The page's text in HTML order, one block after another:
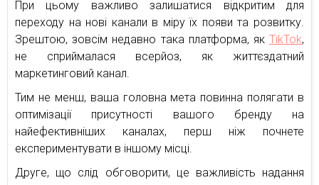
При цьому важливо залишатися відкритим для
переходу на нові канали в міру їх появи та розвитку.
Зрештою, зовсім недавно така платформа, як TikTok,
не сприймалася всерйоз, як життєздатний
маркетинговий канал.
Тим не менш, ваша головна мета повинна полягати в
оптимізації присутності вашого бренду на
найефективніших каналах, перш ніж почнете
експериментувати в іншому місці.
Друге, що слід обговорити, це важливість надання